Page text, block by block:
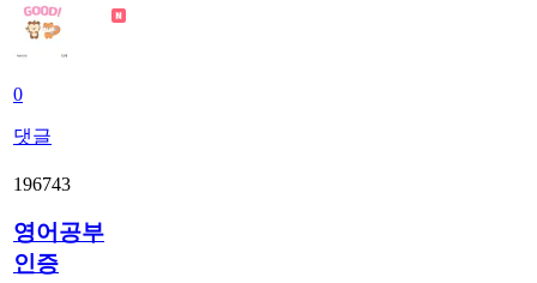
0
댓글
196743
영어공부
인증